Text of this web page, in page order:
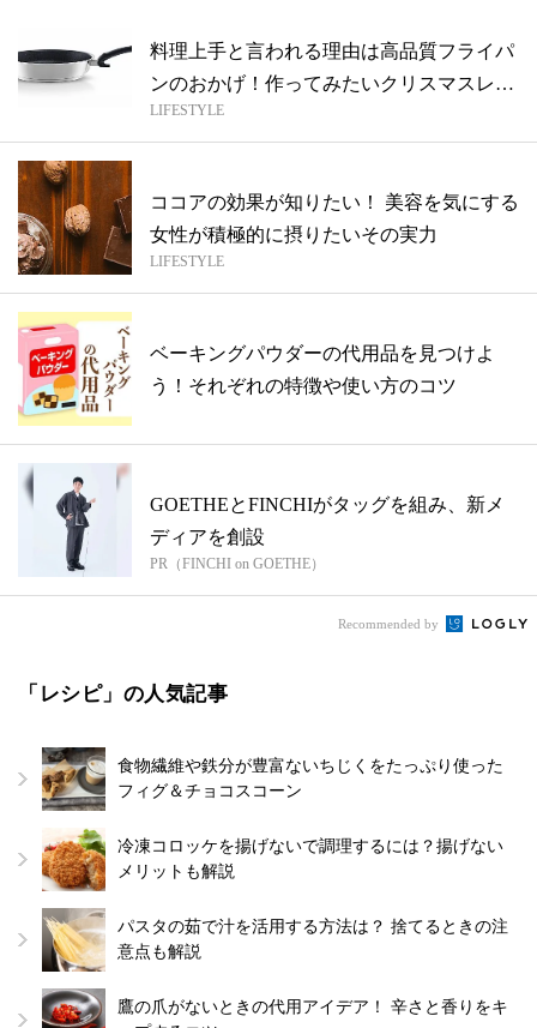
料理上手と言われる理由は高品質フライパ
ンのおかげ！作ってみたいクリスマスレシ
ピも
LIFESTYLE
ココアの効果が知りたい！ 美容を気にする
女性が積極的に摂りたいその実力
LIFESTYLE
ベーキングパウダーの代用品を見つけよ
う！それぞれの特徴や使い方のコツ
GOETHEとFINCHIがタッグを組み、新メ
ディアを創設
PR（FINCHI on GOETHE）
Recommended by
「レシピ」の人気記事
食物繊維や鉄分が豊富ないちじくをたっぷり使った
フィグ＆チョコスコーン
冷凍コロッケを揚げないで調理するには？揚げない
メリットも解説
パスタの茹で汁を活用する方法は？ 捨てるときの注
意点も解説
鷹の爪がないときの代用アイデア！ 辛さと香りをキ